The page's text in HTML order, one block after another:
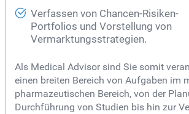
Verfassen von Chancen-Risiken-
Portfolios und Vorstellung von
Vermarktungsstrategien.
Als Medical Advisor sind Sie somit
einen breiten Bereich von Aufgaben im
pharmazeutischen Bereich, von der
Durchführung von Studien bis hin zur